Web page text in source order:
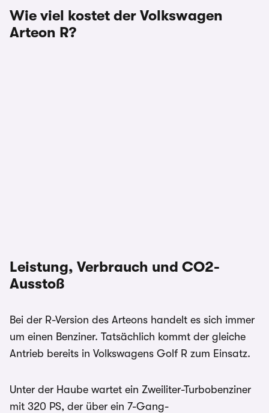
Wie viel kostet der Volkswagen
Arteon R?
Leistung, Verbrauch und CO2-
Ausstoß
Bei der R-Version des Arteons handelt es sich immer
um einen Benziner. Tatsächlich kommt der gleiche
Antrieb bereits in Volkswagens Golf R zum Einsatz.
Unter der Haube wartet ein Zweiliter-Turbobenziner
mit 320 PS, der über ein 7-Gang-